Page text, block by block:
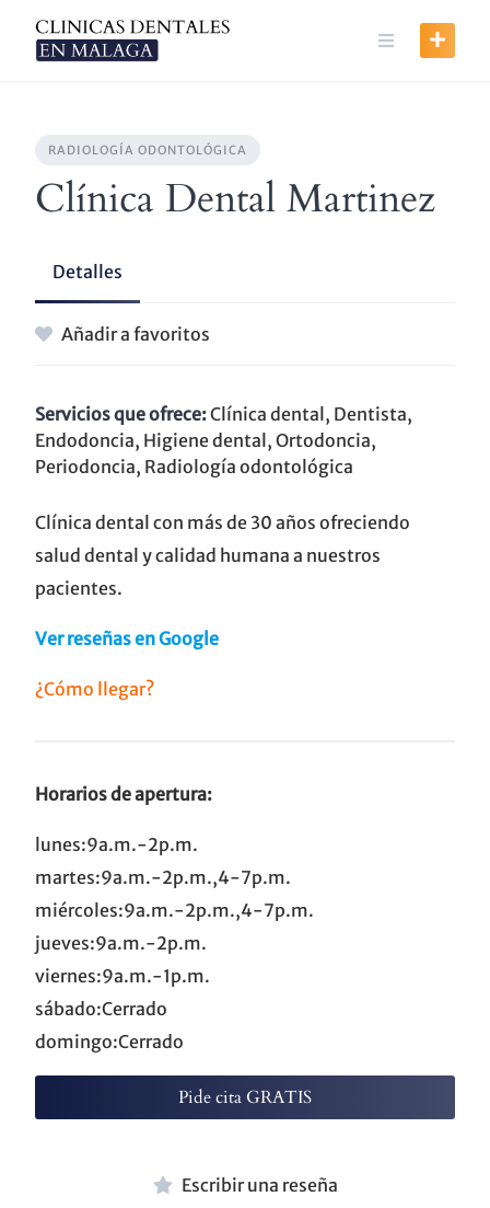
content
RADIOLOGÍA ODONTOLÓGICA
Clínica Dental Martinez
Detalles
Añadir a favoritos
Servicios que ofrece:Clínica dental, Dentista,
Endodoncia, Higiene dental, Ortodoncia,
Periodoncia, Radiología odontológica
Clínica dental con más de 30 años ofreciendo
salud dental y calidad humana a nuestros
pacientes.
Ver reseñas en Google
¿Cómo llegar?
Horarios de apertura:
lunes:9a.m.-2p.m.
martes:9a.m.-2p.m.,4-7p.m.
miércoles:9a.m.-2p.m.,4-7p.m.
jueves:9a.m.-2p.m.
viernes:9a.m.-1p.m.
sábado:Cerrado
domingo:Cerrado
Pide cita GRATIS
Escribir una reseña